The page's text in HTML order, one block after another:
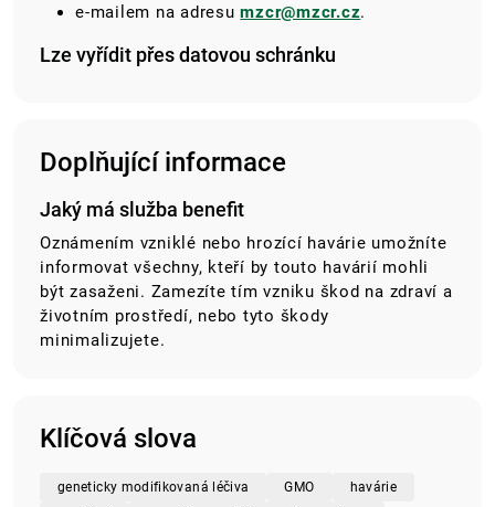
e-mailem na adresumzcr@mzcr.cz.
Lze vyřídit přes datovou schránku
Doplňující informace
Jaký má služba benefit
Oznámením vzniklé nebo hrozící havárie umožníte
informovat všechny, kteří by touto havárií mohli
být zasaženi. Zamezíte tím vzniku škod na zdraví a
životním prostředí, nebo tyto škody
minimalizujete.
Klíčová slova
geneticky modifikovaná léčiva GMO
havárie